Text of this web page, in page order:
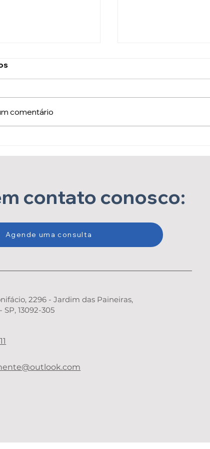
no Tratamento
Melhor: Entenda a
comentário
contato conosco:
Agende uma consulta
2296 - Jardim das Paineiras,
13092-305